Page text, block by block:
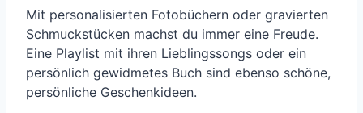
Mit personalisierten Fotobüchern oder gravierten
Schmuckstücken machst du immer eine Freude.
Eine Playlist mit ihren Lieblingssongs oder ein
persönlich gewidmetes Buch sind ebenso schöne,
persönliche Geschenkideen.